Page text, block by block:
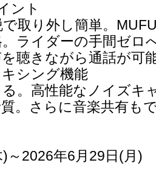
ント
取り外し簡単。
ライダーの手間ゼロ
聴きながら通話が可
シング機能
。高性能なノイズキ
。さらに音楽共有も
～2026年6月29日(月)